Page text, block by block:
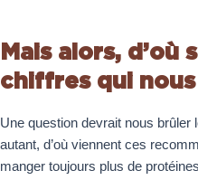
Mais alors, d’où
chiffres qui
Une question devrait nous
autant, d’où viennent ces
manger toujours plus de